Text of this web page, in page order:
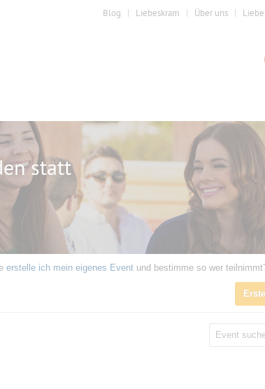
Blog Liebeskram Über uns
statt
erstelle ich mein eigenes Event und bestimme so wer